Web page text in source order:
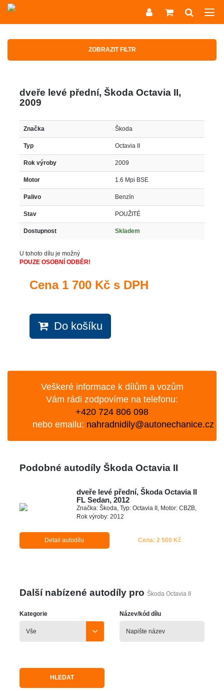
ZOBRAZIT FILTR
dveře levé přední, Škoda Octavia II,
2009
Značka Škoda
Typ Octavia II
Rok výroby 2009
Motor 1.6 Mpi BSE
Palivo Benzín
Stav POUŽITÉ
Dostupnost Skladem
U tohoto dílu je možný
POUZE OSOBNÍ ODBĚR!
Cena 1 700 Kč s DPH
Do košíku
Veškeré informace k dílům a vozům
Vám rádi zodpovíme na telefonu:
+420 724 806 098
nebo emailu: nahradnidily@autonechanice.cz
Podobné autodíly Škoda Octavia II
dveře levé přední, Škoda Octavia II
FL Sedan, 2012
Značka: Škoda, Typ: Octavia II, Motor: CBZB,
Rok výroby: 2012
Detail autodílu Cena: 2 500 Kč
Další nabízené autodíly pro Škoda Octavia II
Kategorie Název/kód dílu
HLEDAT